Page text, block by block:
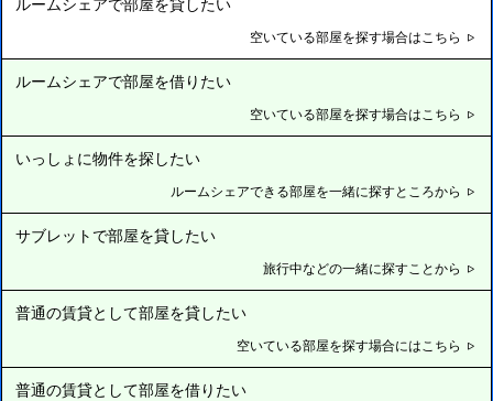
ルームシェアで部屋を貸したい
空いている部屋を探す場合はこちら
ルームシェアで部屋を借りたい
空いている部屋を探す場合はこちら
いっしょに物件を探したい
ルームシェアできる部屋を一緒に探すところから
サブレットで部屋を貸したい
旅行中などの一緒に探すことから
普通の賃貸として部屋を貸したい
空いている部屋を探す場合にはこちら
普通の賃貸として部屋を借りたい